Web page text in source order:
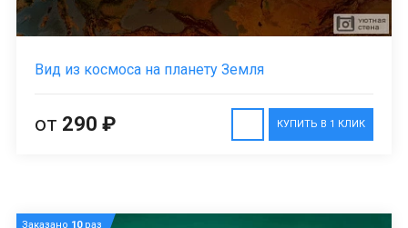
Вид из космоса на планету Земля
КУПИТЬ В 1 КЛИК
от 290 ₽
Заказано 10раз